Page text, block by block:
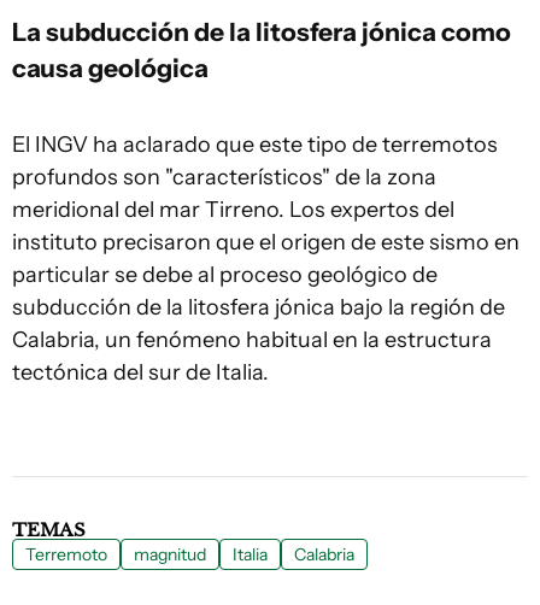
La subducción de la litosfera jónica como
causa geológica
El INGV ha aclarado que este tipo de terremotos
profundos son "característicos" de la zona
meridional del mar Tirreno. Los expertos del
instituto precisaron que el origen de este sismo en
particular se debe al proceso geológico de
subducción de la litosfera jónica bajo la región de
Calabria, un fenómeno habitual en la estructura
tectónica del sur de Italia.
TEMAS
Terremoto magnitud Italia Calabria